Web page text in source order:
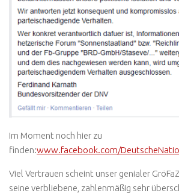
Im Moment noch hier zu
finden:www.facebook.com/
Viel Vertrauen scheint unser genialer
seine verbliebene, zahlenmäßig sehr